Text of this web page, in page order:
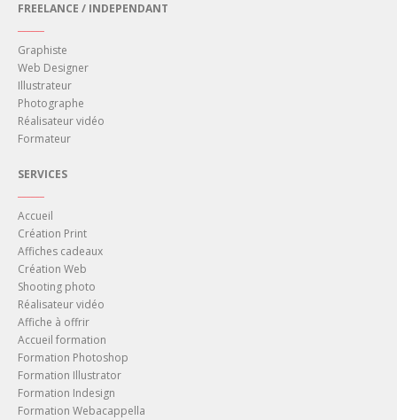
FREELANCE / INDEPENDANT
Graphiste
Web Designer
Illustrateur
Photographe
Réalisateur vidéo
Formateur
SERVICES
Accueil
Création Print
Affiches cadeaux
Création Web
Shooting photo
Réalisateur vidéo
Affiche à offrir
Accueil formation
Formation Photoshop
Formation Illustrator
Formation Indesign
Formation Webacappella